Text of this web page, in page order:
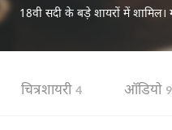
18वी सदी के बड़े शायरों में
चित्र शायरी 4 ऑडियो 9